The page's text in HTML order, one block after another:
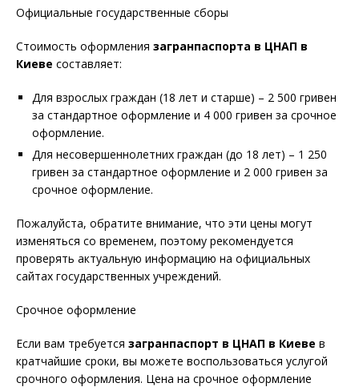
Официальные государственные сборы
Стоимость оформления загранпаспорта в ЦНАП в
Киеве составляет:
Для взрослых граждан (18 лет и старше) – 2 500 гривен
за стандартное оформление и 4 000 гривен за срочное
оформление.
Для несовершеннолетних граждан (до 18 лет) – 1 250
гривен за стандартное оформление и 2 000 гривен за
срочное оформление.
Пожалуйста, обратите внимание, что эти цены могут
изменяться со временем, поэтому рекомендуется
проверять актуальную информацию на официальных
сайтах государственных учреждений.
Срочное оформление
Если вам требуется загранпаспорт в ЦНАП в Киеве в
кратчайшие сроки, вы можете воспользоваться услугой
срочного оформления. Цена на срочное оформление